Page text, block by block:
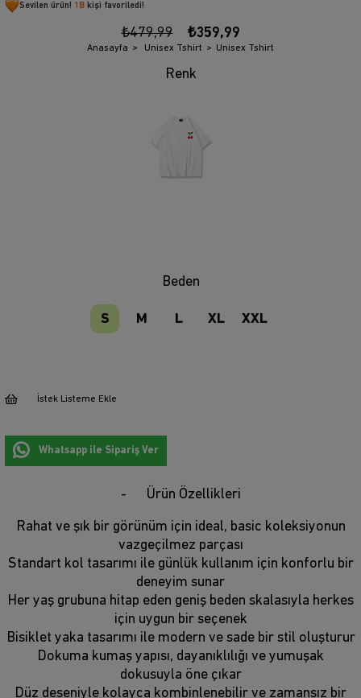
Sevilen ürün! 1B kişi favoriledi!
₺479,99 ₺359,99
Anasayfa Unisex Tshirt Unisex Tshirt
Beden
S M L XL XXL
İstek Listeme Ekle
Whatsapp ile Sipariş Ver
Ürün Özellikleri
Rahat ve şık bir görünüm için ideal, basic koleksiyonun
vazgeçilmez parçası
Standart kol tasarımı ile günlük kullanım için konforlu bir
deneyim sunar
Her yaş grubuna hitap eden geniş beden skalasıyla herkes
için uygun bir seçenek
Bisiklet yaka tasarımı ile modern ve sade bir stil oluşturur
Dokuma kumaş yapısı, dayanıklılığı ve yumuşak
dokusuyla öne çıkar
Düz deseniyle kolayca kombinlenebilir ve zamansız bir